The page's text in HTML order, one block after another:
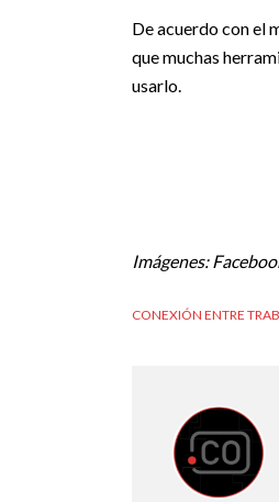
De acuerdo con el
que muchas
usarlo.
Imágenes:
CONEXIÓN ENTRE